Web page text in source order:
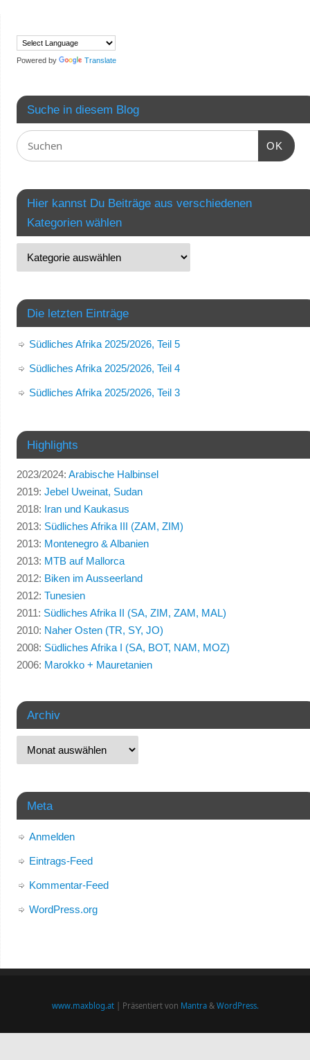
Powered by Translate
Suche in diesem Blog
OK
Hier kannst Du Beiträge aus verschiedenen
Kategorien wählen
Die letzten Einträge
Südliches Afrika 2025/2026, Teil 5
Südliches Afrika 2025/2026, Teil 4
Südliches Afrika 2025/2026, Teil 3
Highlights
2023/2024: Arabische Halbinsel
2019: Jebel Uweinat, Sudan
2018: Iran und Kaukasus
2013: Südliches Afrika III (ZAM, ZIM)
2013: Montenegro & Albanien
2013: MTB auf Mallorca
2012: Biken im Ausseerland
2012: Tunesien
2011: Südliches Afrika II (SA, ZIM, ZAM, MAL)
2010: Naher Osten (TR, SY, JO)
2008: Südliches Afrika I (SA, BOT, NAM, MOZ)
2006: Marokko + Mauretanien
Archiv
Meta
Anmelden
Eintrags-Feed
Kommentar-Feed
WordPress.org
www.maxblog.at| Präsentiert von Mantra& WordPress.